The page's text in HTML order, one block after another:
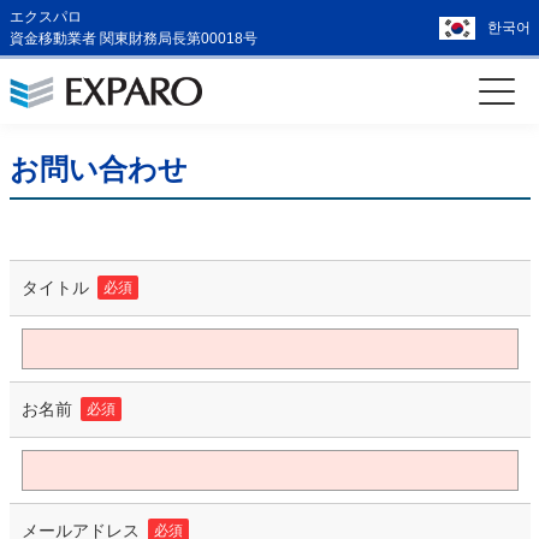
エクスパロ
資金移動業者 関東財務局長第00018号
한국어
お問い合わせ
タイトル 必須
お名前 必須
メールアドレス 必須